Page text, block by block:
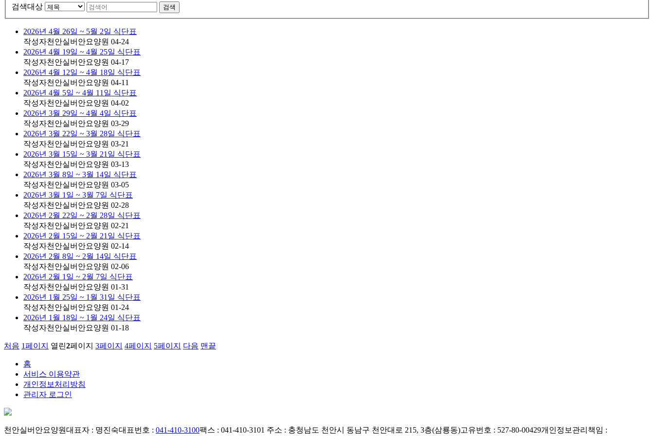
검색대상
검색
2026년 4월 26일 ~ 5월 2일 식단표
작성자천안실버안요양원 04-24
2026년 4월 19일 ~ 4월 25일 식단표
작성자천안실버안요양원 04-17
2026년 4월 12일 ~ 4월 18일 식단표
작성자천안실버안요양원 04-11
2026년 4월 5일 ~ 4월 11일 식단표
작성자천안실버안요양원 04-02
2026년 3월 29일 ~ 4월 4일 식단표
작성자천안실버안요양원 03-29
2026년 3월 22일 ~ 3월 28일 식단표
작성자천안실버안요양원 03-21
2026년 3월 15일 ~ 3월 21일 식단표
작성자천안실버안요양원 03-13
2026년 3월 8일 ~ 3월 14일 식단표
작성자천안실버안요양원 03-05
2026년 3월 1일 ~ 3월 7일 식단표
작성자천안실버안요양원 02-28
2026년 2월 22일 ~ 2월 28일 식단표
작성자천안실버안요양원 02-21
2026년 2월 15일 ~ 2월 21일 식단표
작성자천안실버안요양원 02-14
2026년 2월 8일 ~ 2월 14일 식단표
작성자천안실버안요양원 02-06
2026년 2월 1일 ~ 2월 7일 식단표
작성자천안실버안요양원 01-31
2026년 1월 25일 ~ 1월 31일 식단표
작성자천안실버안요양원 01-24
2026년 1월 18일 ~ 1월 24일 식단표
작성자천안실버안요양원 01-18
처음 1페이지 열린2페이지 3페이지 4페이지 5페이지 다음 맨끝
홈
서비스 이용약관
개인정보처리방침
관리자 로그인
천안실버안요양원대표자 : 명진숙대표번호 : 041-410-3100팩스 : 041-410-3101 주소 : 충청남도 천안시 동남구 천안대로 215, 3층(삼룡동)고유번호 : 527-80-00429개인정보관리책임 :